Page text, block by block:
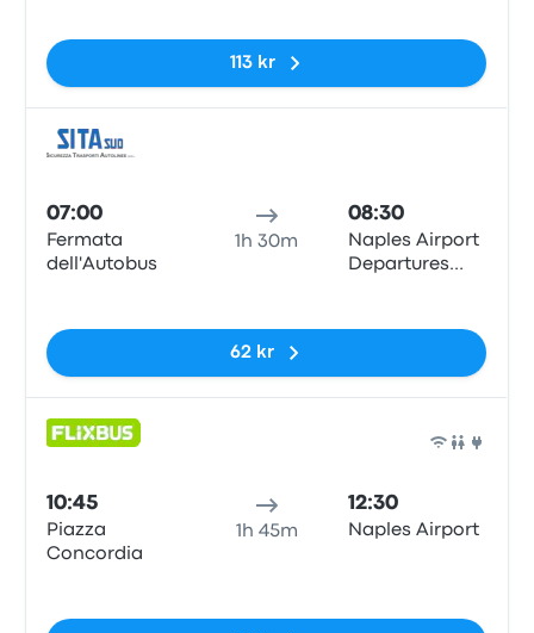
113 kr
07:00
Fermata
dell'Autobus
1h 30m
08:30
Naples Airport
Departures
62 kr
10:45
Piazza
Concordia
1h 45m
12:30
Naples Airport